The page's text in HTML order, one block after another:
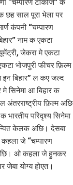
“चम्पारण टॉकीज” क
छह साल पूरा भेला पर
कंपनी “चम्पारण
नाम क एकटा
जेकरा मे एकटा
भोजपुरी फीचर फ़िल्म
बिहार” ल कए जल्‍द
सिनेमा आ बिहार क
अंतरराष्ट्रीय फ़िल्म अछि
भारतीय परिदृश्य सिनेमा
केलक अछि। देसबा
जे “चम्पारण
अछि। ओ कहला जे हुनकर
योग्‍य होएत।